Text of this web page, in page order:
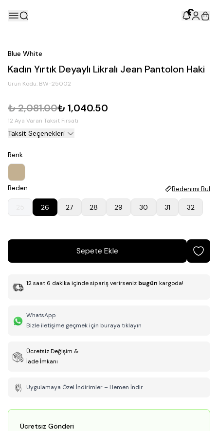
5
Blue White
Kadın Yırtık Deyaylı Likralı Jean Pantolon Haki
Ürün Kodu: BW-25002
₺ 2,081.00₺ 1,040.50
12 Aya Varan Taksit Fırsatı
Taksit Seçenekleri
Renk
Beden Bedenimi Bul
26 27 28 29 30 31 32
Sepete Ekle
12saat 6 dakika içinde sipariş verirseniz bugün kargoda!
WhatsApp
Bizle iletişime geçmek için buraya tıklayın
Ücretsiz Değişim &
İade İmkanı
Uygulamaya Özel İndirimler – Hemen İndir
Ücretsiz Gönderi